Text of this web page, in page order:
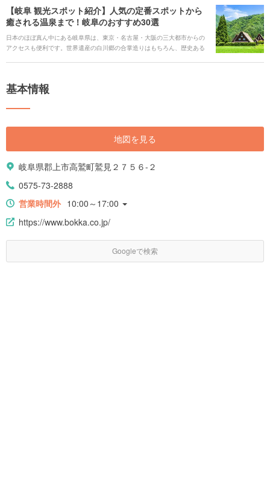
す。各宿泊施設の周辺には、美味しいグルメや観光スポットも充実してい
るので、旅の計画に役立ててください！ 気になる宿を見つけたら、心から
ス<b><u>[Relux(リラックス)](https://rlx.jp/)</u></b>で予約しましょう。
提供：KDDI株式会社
【岐阜 観光スポット紹介】人気の定番スポットから
癒される温泉まで！岐阜のおすすめ30選
日本のほぼ真ん中にある岐阜県は、東京・名古屋・大阪の三大都市からの
アクセスも便利です。世界遺産の白川郷の合掌造りはもちろん、歴史ある
感じながら、レジャーを楽しみ、美味しいご当地グルメを味わい、豊かな
す。
基本情報
地図を見る
岐阜県郡上市高鷲町鷲見２７５６-２
0575-73-2888
営業時間外 10:00～17:00
https://www.bokka.co.jp/
Googleで検索